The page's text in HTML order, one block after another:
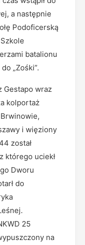
a następnie
Podoficerską
batalionu
„Zośki”.
Gestapo wraz
kolportaż
i więziony
został
którego uciekł
Dworu
do
25
na